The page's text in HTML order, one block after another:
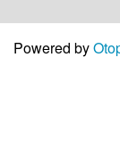
Powered by